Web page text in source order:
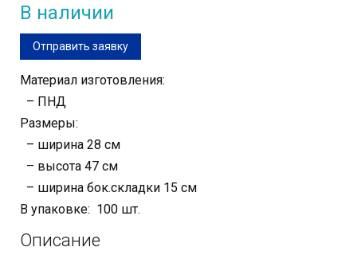
В наличии
Отправить заявку
Материал изготовления:
– ПНД
Размеры:
– ширина 28 см
– высота 47 см
– ширина бок.складки 15 см
В упаковке: 100 шт.
Описание